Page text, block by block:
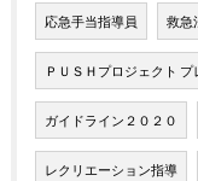
応急手当指導員 救急
ＰＵＳＨプロジェクト
ガイドライン２０２０
レクリエーション指導